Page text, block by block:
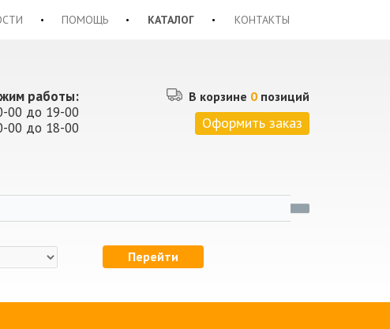
ПОМОЩЬ КАТАЛОГ КОНТАКТЫ
работы:
00 до 19-00
00 до 18-00
В корзине 0 позиций
Оформить заказ
Перейти